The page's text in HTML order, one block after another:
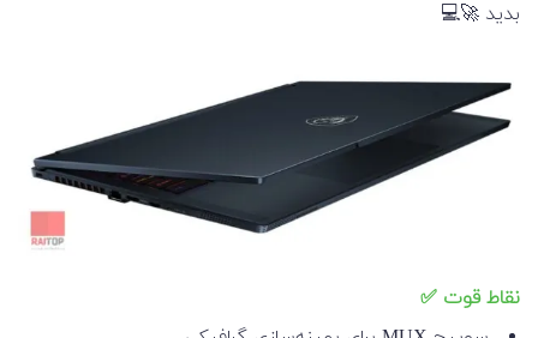
بدید 🚀💻
نقاط قوت ✅